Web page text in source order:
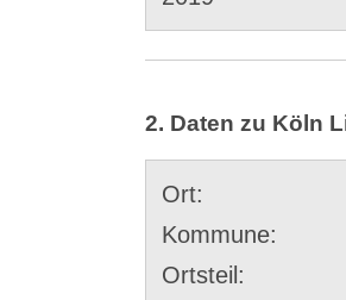
2. Daten zu Köln
Ort:
Kommune:
Ortsteil: